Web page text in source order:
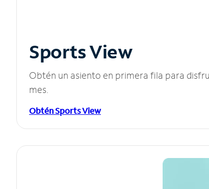
Sports View
Obtén un asiento en primera fila para
mes.
Obtén Sports View